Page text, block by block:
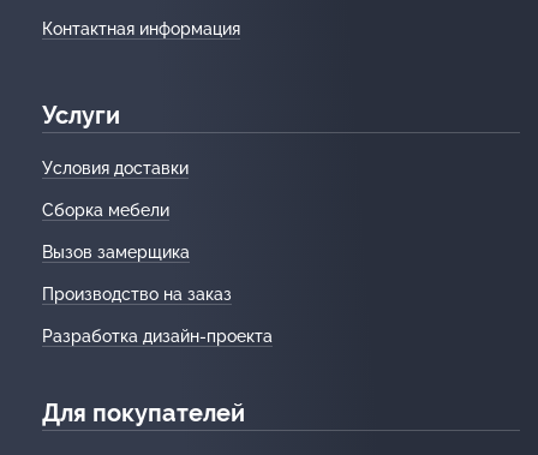
Контактная информация
Услуги
Условия доставки
Сборка мебели
Вызов замерщика
Производство на заказ
Разработка дизайн-проекта
Для покупателей